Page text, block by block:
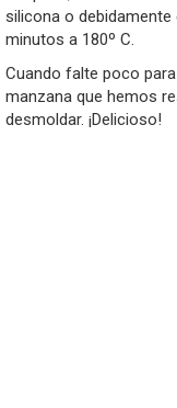
silicona o
minutos a 180º C.
Cuando falte poco
manzana que hemos
desmoldar. ¡Delicioso!